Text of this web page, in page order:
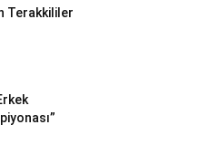
Terakkililer